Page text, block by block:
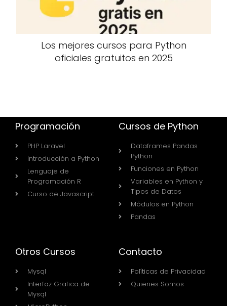
Los mejores cursos para Python
oficiales gratuitos en 2025
Programación
PHP Laravel
Introducción a Python
Lenguaje de
Programación R
Curso de Javascript
Cursos de Python
Dataframes Pandas
Python
Funciones en Python
Variables en Python y
Tipos de Datos
Módulos en Python
Pandas
Otros Cursos
Mysql
Interfaz Grafica de
Mysql
Contacto
Políticas de Privacidad
Quienes Somos